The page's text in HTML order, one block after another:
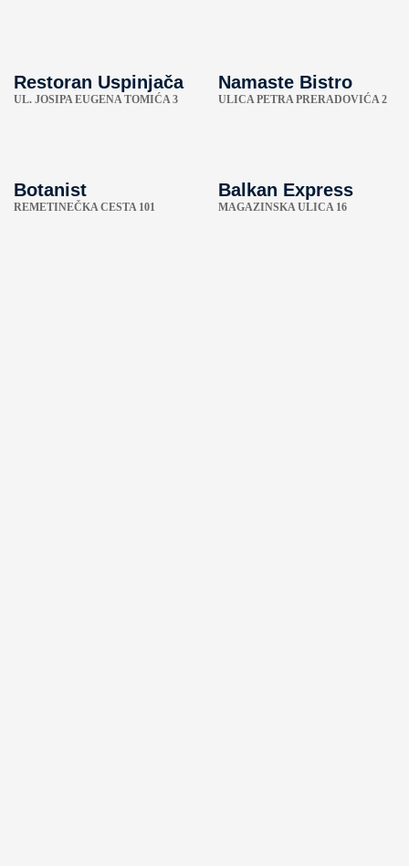
Restoran Uspinjača
UL. JOSIPA EUGENA TOMIĆA 3
Namaste Bistro
ULICA PETRA PRERADOVIĆA 2
Botanist
REMETINEČKA CESTA 101
Balkan Express
MAGAZINSKA ULICA 16